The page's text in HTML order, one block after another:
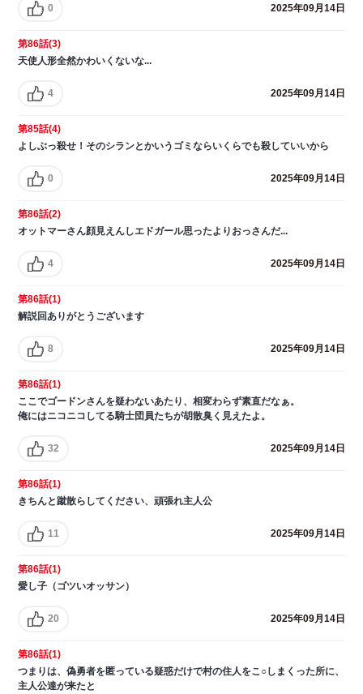
0 2025年09月14日
第86話(3)
天使人形全然かわいくないな...
4 2025年09月14日
第85話(4)
よしぶっ殺せ！そのシランとかいうゴミならいくらでも殺していいから
0 2025年09月14日
第86話(2)
オットマーさん顔見えんしエドガール思ったよりおっさんだ...
4 2025年09月14日
第86話(1)
解説回ありがとうございます
8 2025年09月14日
第86話(1)
ここでゴードンさんを疑わないあたり、相変わらず素直だなぁ。
俺にはニコニコしてる騎士団員たちが胡散臭く見えたよ。
32 2025年09月14日
第86話(1)
きちんと蹴散らしてください、頑張れ主人公
11 2025年09月14日
第86話(1)
愛し子（ゴツいオッサン）
20 2025年09月14日
第86話(1)
つまりは、偽勇者を匿っている疑惑だけで村の住人をこ○しまくった所に、
主人公達が来たと